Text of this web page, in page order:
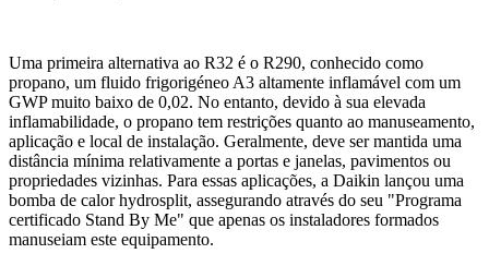
Uma primeira alternativa ao R32 é o R290, conhecido como
propano, um fluido frigorigéneo A3 altamente inflamável com um
GWP muito baixo de 0,02. No entanto, devido à sua elevada
inflamabilidade, o propano tem restrições quanto ao manuseamento,
aplicação e local de instalação. Geralmente, deve ser mantida uma
distância mínima relativamente a portas e janelas, pavimentos ou
propriedades vizinhas. Para essas aplicações, a Daikin lançou uma
bomba de calor hydrosplit, assegurando através do seu "Programa
certificado Stand By Me" que apenas os instaladores formados
manuseiam este equipamento.